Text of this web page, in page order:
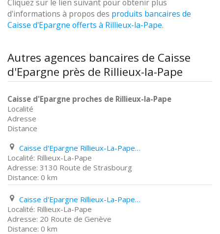
Cliquez sur le lien suivant pour obtenir plus
d'informations à propos des produits bancaires de
Caisse d'Epargne offerts à Rillieux-la-Pape.
Autres agences bancaires de Caisse
d'Epargne près de Rillieux-la-Pape
Caisse d'Epargne proches de Rillieux-la-Pape
Localité
Adresse
Distance
Caisse d'Epargne Rillieux-La-Pape 3130 Route de Strasbourg
Rillieux-La-Pape
3130 Route de Strasbourg
0 km
Caisse d'Epargne Rillieux-La-Pape 20 Route de Genève
Rillieux-La-Pape
20 Route de Genève
0 km